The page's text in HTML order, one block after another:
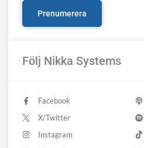
Följ Nikka Systems
Facebook
X/Twitter
Instagram